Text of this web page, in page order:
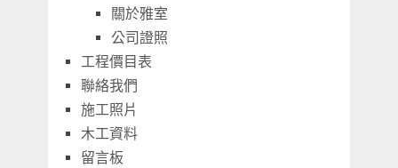
關於雅室
公司證照
工程價目表
聯絡我們
施工照片
木工資料
留言板